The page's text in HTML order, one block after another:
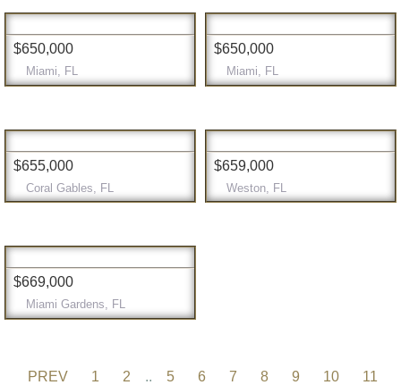
$650,000
Miami, FL
$650,000
Miami, FL
$655,000
Coral Gables, FL
$659,000
Weston, FL
$669,000
Miami Gardens, FL
PREV 1 2 .. 5 6 7 8 9 10
11